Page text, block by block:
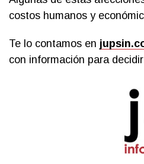
costos humanos y
Te lo contamos en
con información para